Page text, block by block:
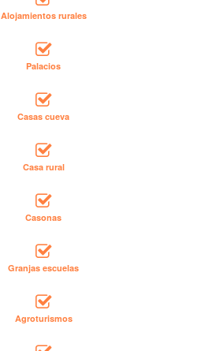
Alojamientos rurales
Palacios
Casas cueva
Casa rural
Casonas
Granjas escuelas
Agroturismos